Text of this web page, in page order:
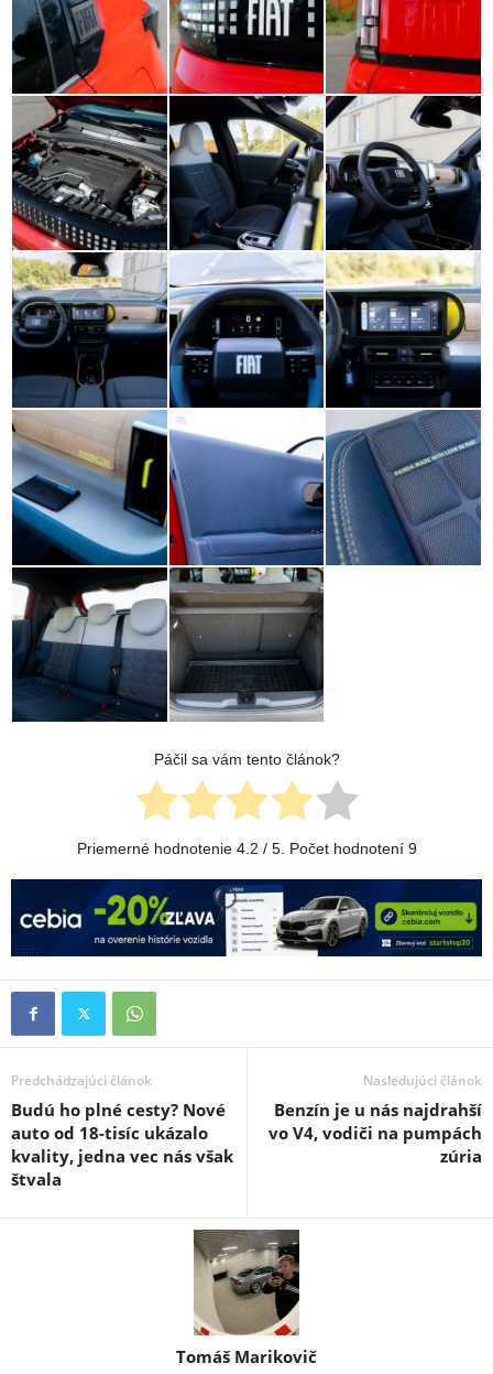
Páčil sa vám tento článok?
Priemerné hodnotenie 4.2 / 5. Počet hodnotení 9
Predchádzajúci článok
Budú ho plné cesty? Nové
auto od 18-tisíc ukázalo
kvality, jedna vec nás však
štvala
Nasledujúci článok
Benzín je u nás najdrahší
vo V4, vodiči na pumpách
zúria
Tomáš Marikovič